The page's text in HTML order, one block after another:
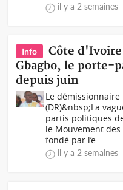
il y a 2 semaines
Info
Côte d'Ivoire
Gbagbo, le porte-
depuis juin
Le
(DR)&nbsp;La
partis politiques
le Mouvement des
fondé par l’e...
il y a 2 semaines